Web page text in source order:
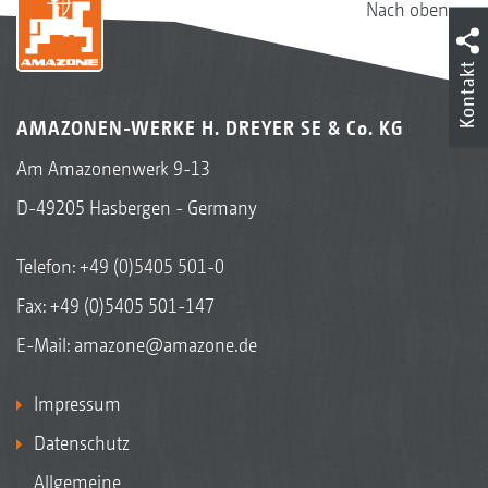
Gleichmäßige Bestände entlang des
Vorgewendes
Ausschaltpunkt verlagert
Erweitertes Vorgewende
Weniger Überlappungen und Fehlstellen
Einsparung von Betriebsmitteln
Umweltbelastungen
Nach oben
AMAZONEN-WERKE H. DREYER SE & Co. KG
Am Amazonenwerk 9-13
D-49205 Hasbergen - Germany
Telefon:+49 (0)5405 501-0
Fax: +49 (0)5405 501-147
E-Mail: amazone@amazone.de
Impressum
Datenschutz
Allgemeine
Kontakt